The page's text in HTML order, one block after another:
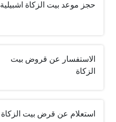
حجز موعد بيت الزكاة اشبيلية
الاستفسار عن قروض بيت
الزكاة
استعلام عن قرض بيت الزكاة